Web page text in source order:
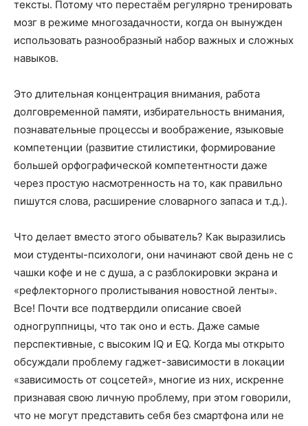
тексты. Потому что перестаём регулярно тренировать
мозг в режиме многозадачности, когда он вынужден
использовать разнообразный набор важных и сложных
навыков.
Это длительная концентрация внимания, работа
долговременной памяти, избирательность внимания,
познавательные процессы и воображение, языковые
компетенции (развитие стилистики, формирование
большей орфографической компетентности даже
через простую насмотренность на то, как правильно
пишутся слова, расширение словарного запаса и т.д.).
Что делает вместо этого обыватель? Как выразились
мои студенты-психологи, они начинают свой день не с
чашки кофе и не с душа, а с разблокировки экрана и
«рефлекторного пролистывания новостной ленты».
Все! Почти все подтвердили описание своей
одногруппницы, что так оно и есть. Даже самые
перспективные, с высоким IQ и EQ. Когда мы открыто
обсуждали проблему гаджет-зависимости в локации
«зависимость от соцсетей», многие из них, искренне
признавая свою личную проблему, при этом говорили,
что не могут представить себя без смартфона или не